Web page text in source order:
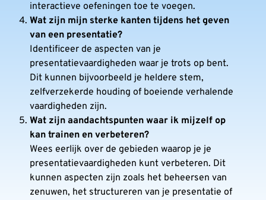
interactieve oefeningen toe te voegen.
Wat zijn mijn sterke kanten tijdens het geven
van een presentatie?
Identificeer de aspecten van je
presentatievaardigheden waar je trots op bent.
Dit kunnen bijvoorbeeld je heldere stem,
zelfverzekerde houding of boeiende verhalende
vaardigheden zijn.
Wat zijn aandachtspunten waar ik mijzelf op
kan trainen en verbeteren?
Wees eerlijk over de gebieden waarop je je
presentatievaardigheden kunt verbeteren. Dit
kunnen aspecten zijn zoals het beheersen van
zenuwen, het structureren van je presentatie of